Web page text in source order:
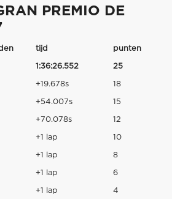
PREMIO DE
tijd punten
1:36:26.552 25
+19.678s 18
+54.007s 15
+70.078s 12
+1 lap 10
+1 lap 8
+1 lap 6
+1 lap 4